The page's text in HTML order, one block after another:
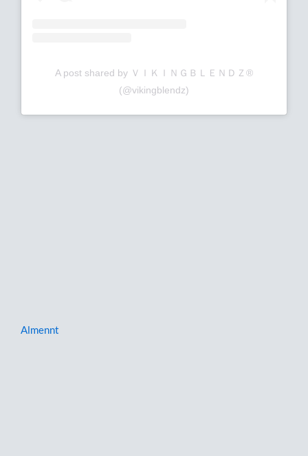
A post shared by ＶＩＫＩＮＧＢＬＥＮＤＺ®
(@vikingblendz)
Almennt